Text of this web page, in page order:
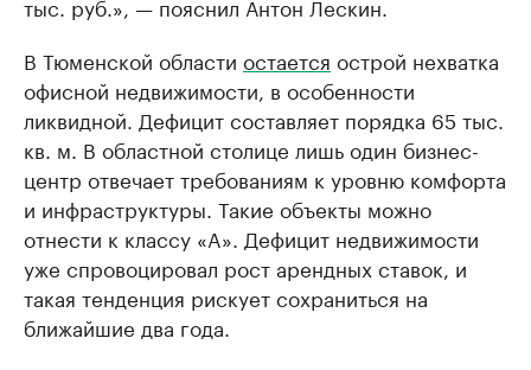
тыс. руб.», — пояснил Антон Лескин.
В Тюменской области остается острой нехватка
офисной недвижимости, в особенности
ликвидной. Дефицит составляет порядка 65 тыс.
кв. м. В областной столице лишь один бизнес-
центр отвечает требованиям к уровню комфорта
и инфраструктуры. Такие объекты можно
отнести к классу «A». Дефицит недвижимости
уже спровоцировал рост арендных ставок, и
такая тенденция рискует сохраниться на
ближайшие два года.